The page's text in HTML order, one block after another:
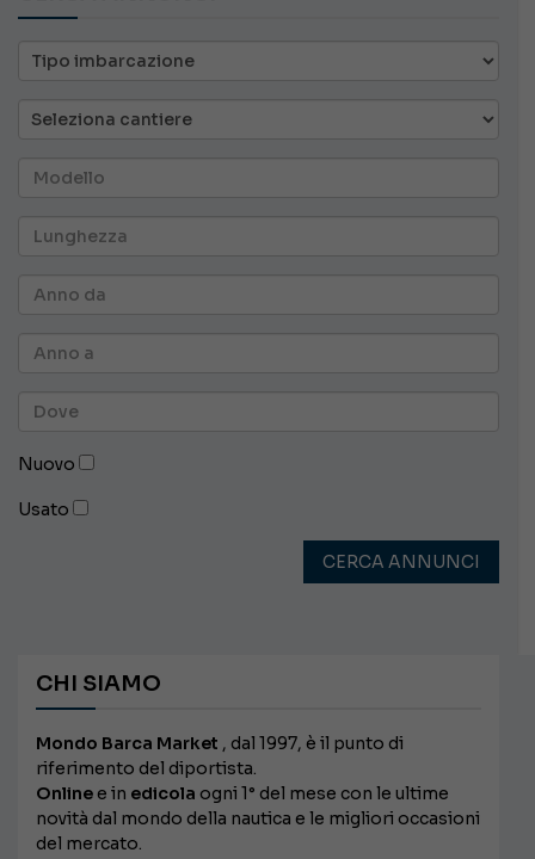
Nuovo
Usato
CERCA ANNUNCI
CHI SIAMO
Mondo Barca Market , dal 1997, è il punto di
riferimento del diportista.
Online e in edicola ogni 1° del mese con le ultime
novità dal mondo della nautica e le migliori occasioni
del mercato.